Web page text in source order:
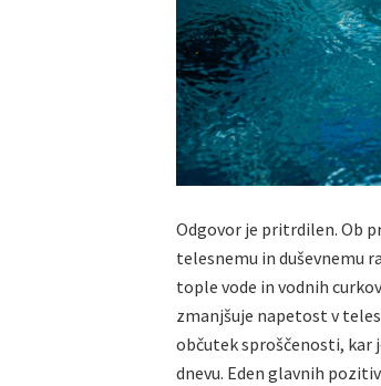
Odgovor je pritrdilen. Ob
telesnemu in duševnemu
tople vode in vodnih
zmanjšuje napetost v
občutek sproščenosti, kar
dnevu. Eden glavnih